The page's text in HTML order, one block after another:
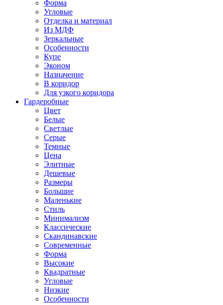
Форма
Угловые
Отделка и материал
Из МДФ
Зеркальные
Особенности
Купе
Эконом
Назначение
В коридор
Для узкого коридора
Гардеробные
Цвет
Белые
Светлые
Серые
Темные
Цена
Элитные
Дешевые
Размеры
Большие
Маленькие
Стиль
Минимализм
Классические
Скандинавские
Современные
Форма
Высокие
Квадратные
Угловые
Низкие
Особенности